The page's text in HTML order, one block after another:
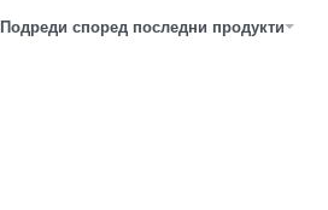
Подреди според последни продукти